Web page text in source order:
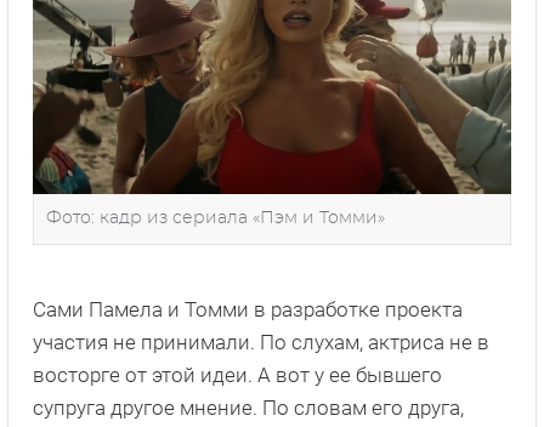
Фото: кадр из сериала «Пэм и Томми»
Сами Памела и Томми в разработке проекта
участия не принимали. По слухам, актриса не в
восторге от этой идеи. А вот у ее бывшего
супруга другое мнение. По словам его друга,